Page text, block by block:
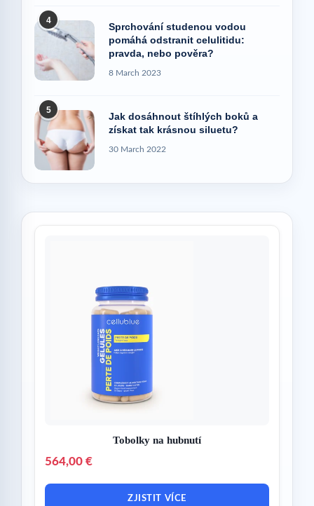
4
Sprchování studenou vodou
pomáhá odstranit celulitidu:
pravda, nebo pověra?
8 March 2023
5
Jak dosáhnout štíhlých boků a
získat tak krásnou siluetu?
30 March 2022
Tobolky na hubnutí
564,00 €
ZJISTIT VÍCE